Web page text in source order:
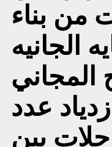
من بناء
الجانيه
المجاني
عدد
بين